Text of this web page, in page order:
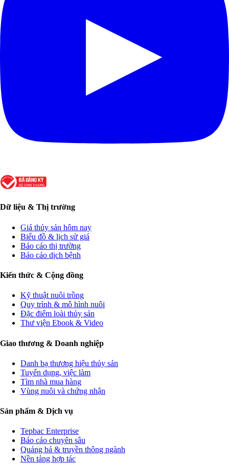
Dữ liệu & Thị trường
Giá thủy sản hôm nay
Biểu đồ & lịch sử giá
Báo cáo thị trường
Báo cáo dịch bệnh
Kiến thức & Cộng đồng
Kỹ thuật nuôi trồng
Quy trình & mô hình nuôi
Đặc điểm loài thủy sản
Thư viện Ebook & Video
Giao thương & Doanh nghiệp
Danh bạ thương hiệu thủy sản
Tuyển dụng, việc làm
Tìm nhà mua hàng
Vùng nuôi và chứng nhận
Sản phẩm & Dịch vụ
Tepbac Enterprise
Báo cáo chuyên sâu
Quảng bá & truyền thông ngành
Nền tảng hợp tác